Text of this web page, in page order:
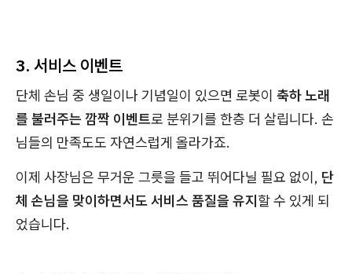
3. 서비스 이벤트
단체 손님 중 생일이나 기념일이 있으면 로봇이 축하 노래
를 불러주는 깜짝 이벤트로 분위기를 한층 더 살립니다. 손
님들의 만족도도 자연스럽게 올라가죠.
이제 사장님은 무거운 그릇을 들고 뛰어다닐 필요 없이, 단
체 손님을 맞이하면서도 서비스 품질을 유지할 수 있게 되
었습니다.